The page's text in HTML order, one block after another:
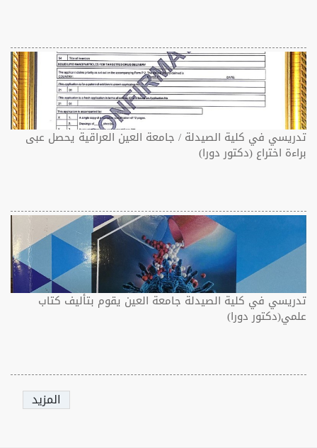
تدريسي في كلية الصيدلة / جامعة العين العراقية يحصل عبى
براءة اختراع (دكتور دورا)
تدريسي في كلية الصيدلة جامعة العين يقوم بتأليف كتاب
علمي(دكتور دورا)
المزيد